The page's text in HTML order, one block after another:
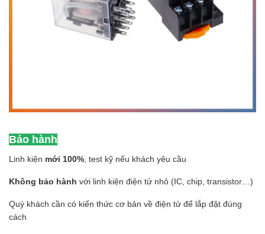
Bảo hành
Linh kiện mới 100% , test kỹ nếu khách yêu cầu
Không bảo hành với linh kiện điện tử nhỏ (IC, chip, transistor…)
Quý khách cần có kiến thức cơ bản về điện tử để lắp đặt đúng
cách